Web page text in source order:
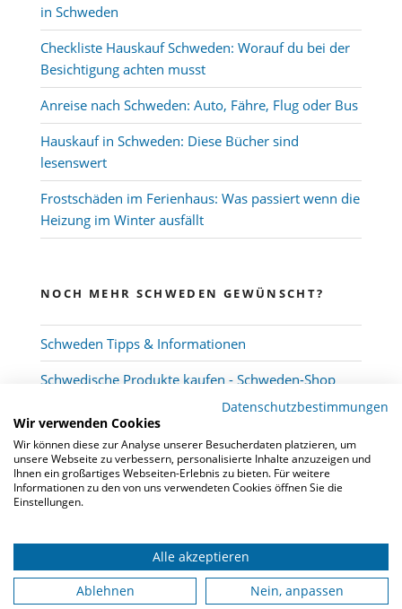
in Schweden
Checkliste Hauskauf Schweden: Worauf du bei der
Besichtigung achten musst
Anreise nach Schweden: Auto, Fähre, Flug oder Bus
Hauskauf in Schweden: Diese Bücher sind
lesenswert
Frostschäden im Ferienhaus: Was passiert wenn die
Heizung im Winter ausfällt
NOCH MEHR SCHWEDEN GEWÜNSCHT?
Schweden Tipps & Informationen
Schwedische Produkte kaufen - Schweden-Shop
Schwedenmakler-Kooperation
Datenschutz-Impressum
Datenschutzbestimmungen
Wir verwenden Cookies
Wir können diese zur Analyse unserer Besucherdaten platzieren, um
unsere Webseite zu verbessern, personalisierte Inhalte anzuzeigen und
Ihnen ein großartiges Webseiten-Erlebnis zu bieten. Für weitere
Informationen zu den von uns verwendeten Cookies öffnen Sie die
Einstellungen.
Alle akzeptieren
Ablehnen
Nein, anpassen